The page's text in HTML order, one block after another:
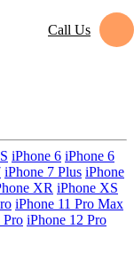
Call Us
iPhone 6 iPhone 6
iPhone 7 Plus iPhone
XR iPhone XS
iPhone 11 Pro Max
Pro iPhone 12 Pro